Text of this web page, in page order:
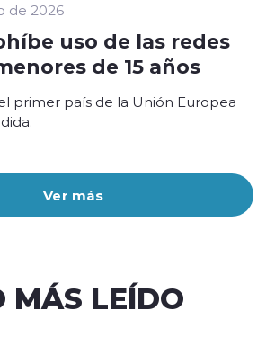
Ver más
de 2026
uso de las redes
de 15 años
primer país de la Unión Europea
MÁS LEÍDO